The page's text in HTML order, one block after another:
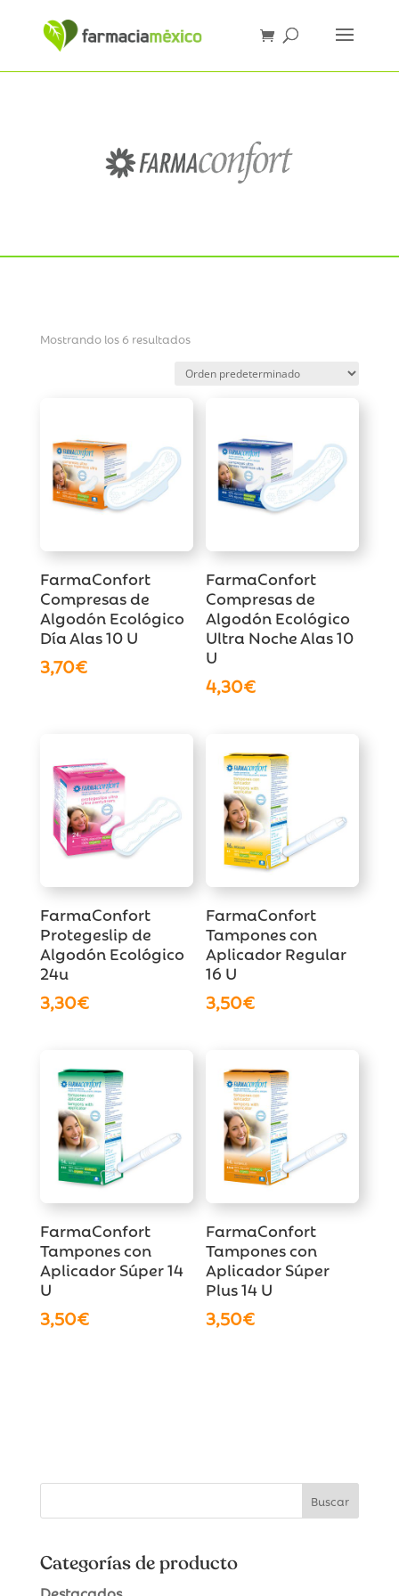
Mostrando los 6 resultados
FarmaConfort
Compresas de
Algodón Ecológico
Día Alas 10 U
3,70€
FarmaConfort
Compresas de
Algodón Ecológico
Ultra Noche Alas 10
U
4,30€
FarmaConfort
Protegeslip de
Algodón Ecológico
24u
3,30€
FarmaConfort
Tampones con
Aplicador Regular
16 U
3,50€
FarmaConfort
Tampones con
Aplicador Súper 14
U
3,50€
FarmaConfort
Tampones con
Aplicador Súper
Plus 14 U
3,50€
Categorías de producto